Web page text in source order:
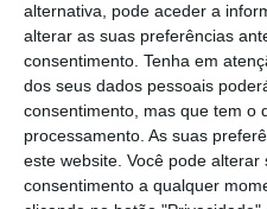
alternativa, pode aceder a
alterar as suas preferências
consentimento. Tenha em
dos seus dados pessoais
consentimento, mas que tem o
processamento. As suas
este website. Você pode
consentimento a qualquer
últimos anos, países
os Emirados Árabes
registado “um
Quem são os
Ler Mais